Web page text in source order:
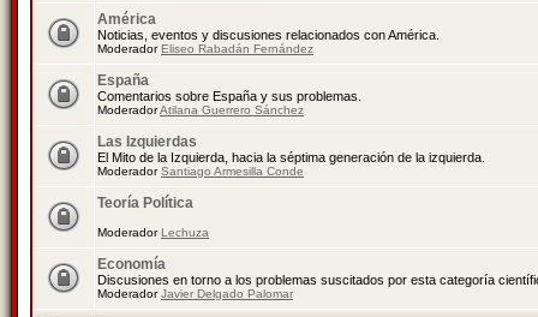
América
Noticias, eventos y discusiones relacionados con América.
ModeradorEliseo Rabadán Fernández
España
Comentarios sobre España y sus problemas.
ModeradorAtilana Guerrero Sánchez
Las Izquierdas
El Mito de la Izquierda, hacia la séptima generación de la izquierda.
ModeradorSantiago Armesilla Conde
Teoría Política
ModeradorLechuza
Economía
Discusiones en torno a los problemas suscitados por esta categoría
ModeradorJavier Delgado Palomar